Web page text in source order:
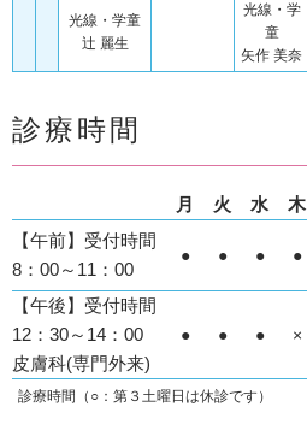
光線・学童
辻 麗生
光線・学
童
矢作 美奈
診療時間
月 火 水 木
【午前】受付時間
8：00～11：00
● ● ● ●
【午後】受付時間
12：30～14：00
皮膚科(専門外来)
● ● ● ×
診療時間（○：第３土曜日は休診です）